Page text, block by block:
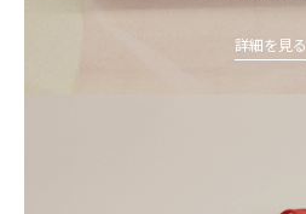
詳細を見る